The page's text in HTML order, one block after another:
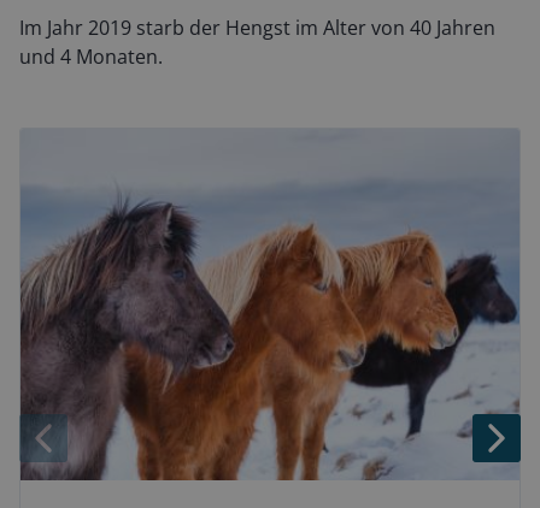
Im Jahr 2019 starb der Hengst im Alter von 40 Jahren
und 4 Monaten.